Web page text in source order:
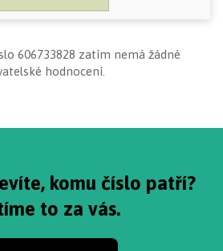
606733828 zatím nemá žádné
hodnocení.
komu číslo patří?
to za vás.